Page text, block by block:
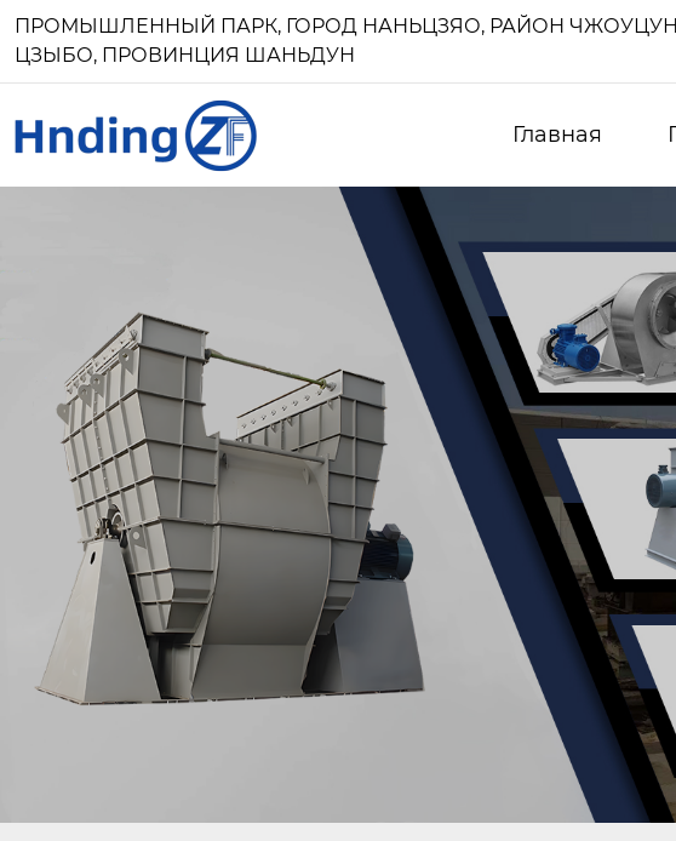
ПРОМЫШЛЕННЫЙ ПАРК, ГОРОД НАНЬЦЗЯО, РАЙОН
ЦЗЫБО, ПРОВИНЦИЯ ШАНЬДУН
Главная